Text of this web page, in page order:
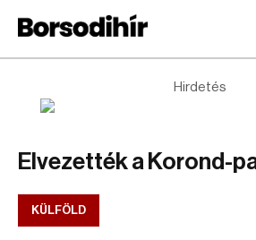
Hirdetés
Elvezették a Korond-
KÜLFÖLD